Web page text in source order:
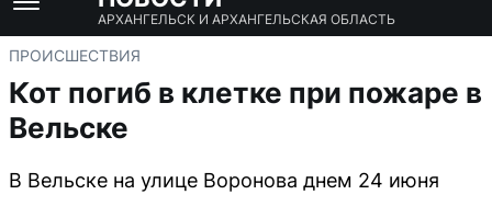
АРХАНГЕЛЬСК И АРХАНГЕЛЬСКАЯ ОБЛАСТЬ
ПРОИСШЕСТВИЯ
Кот погиб в клетке при пожаре в
Вельске
В Вельске на улице Воронова днем 24 июня